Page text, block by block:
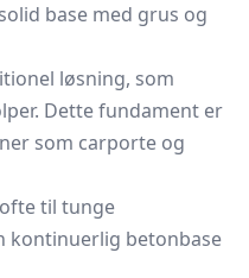
base med grus og
løsning, som
Dette fundament er
som carporte og
til tunge
kontinuerlig betonbase